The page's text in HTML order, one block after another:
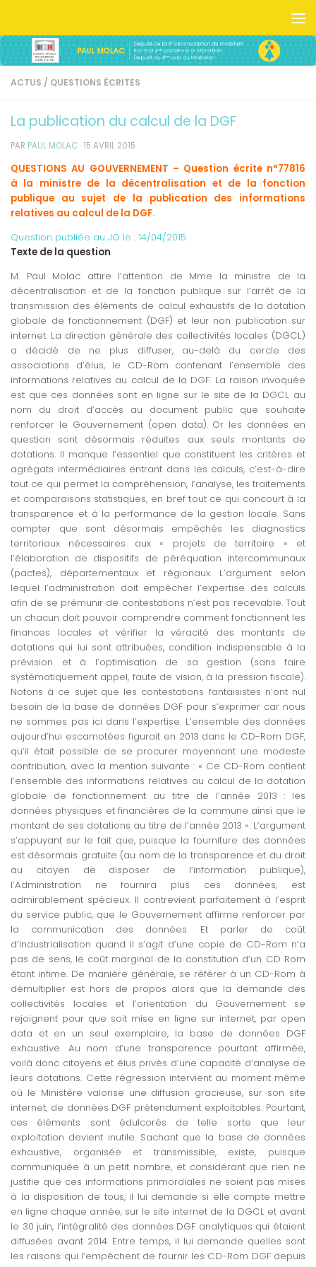
ACTUS / QUESTIONS ÉCRITES
La publication du calcul de la DGF
PAR PAUL MOLAC · 15 AVRIL 2015
QUESTIONS AU GOUVERNEMENT – Question écrite n°77816
à la ministre de la décentralisation et de la fonction
publique au sujet de la publication des informations
relatives au calcul de la DGF.
Question publiée au JO le : 14/04/2015
Texte de la question
M. Paul Molac attire l’attention de Mme la ministre de la
décentralisation et de la fonction publique sur l’arrêt de la
transmission des éléments de calcul exhaustifs de la dotation
globale de fonctionnement (DGF) et leur non publication sur
internet. La direction générale des collectivités locales (DGCL)
a décidé de ne plus diffuser, au-delà du cercle des
associations d’élus, le CD-Rom contenant l’ensemble des
informations relatives au calcul de la DGF. La raison invoquée
est que ces données sont en ligne sur le site de la DGCL au
nom du droit d’accès au document public que souhaite
renforcer le Gouvernement (open data). Or les données en
question sont désormais réduites aux seuls montants de
dotations. Il manque l’essentiel que constituent les critères et
agrégats intermédiaires entrant dans les calculs, c’est-à-dire
tout ce qui permet la compréhension, l’analyse, les traitements
et comparaisons statistiques, en bref tout ce qui concourt à la
transparence et à la performance de la gestion locale. Sans
compter que sont désormais empêchés les diagnostics
territoriaux nécessaires aux « projets de territoire » et
l’élaboration de dispositifs de péréquation intercommunaux
(pactes), départementaux et régionaux. L’argument selon
lequel l’administration doit empêcher l’expertise des calculs
afin de se prémunir de contestations n’est pas recevable. Tout
un chacun doit pouvoir comprendre comment fonctionnent les
finances locales et vérifier la véracité des montants de
dotations qui lui sont attribuées, condition indispensable à la
prévision et à l’optimisation de sa gestion (sans faire
systématiquement appel, faute de vision, à la pression fiscale).
Notons à ce sujet que les contestations fantaisistes n’ont nul
besoin de la base de données DGF pour s’exprimer car nous
ne sommes pas ici dans l’expertise. L’ensemble des données
aujourd’hui escamotées figurait en 2013 dans le CD-Rom DGF,
qu’il était possible de se procurer moyennant une modeste
contribution, avec la mention suivante : « Ce CD-Rom contient
l’ensemble des informations relatives au calcul de la dotation
globale de fonctionnement au titre de l’année 2013 : les
données physiques et financières de la commune ainsi que le
montant de ses dotations au titre de l’année 2013 ». L’argument
s’appuyant sur le fait que, puisque la fourniture des données
est désormais gratuite (au nom de la transparence et du droit
au citoyen de disposer de l’information publique),
l’Administration ne fournira plus ces données, est
admirablement spécieux. Il contrevient parfaitement à l’esprit
du service public, que le Gouvernement affirme renforcer par
la communication des données. Et parler de coût
d’industrialisation quand il s’agit d’une copie de CD-Rom n’a
pas de sens, le coût marginal de la constitution d’un CD Rom
étant infime. De manière générale, se référer à un CD-Rom à
démultiplier est hors de propos alors que la demande des
collectivités locales et l’orientation du Gouvernement se
rejoignent pour que soit mise en ligne sur internet, par open
data et en un seul exemplaire, la base de données DGF
exhaustive. Au nom d’une transparence pourtant affirmée,
voilà donc citoyens et élus privés d’une capacité d’analyse de
leurs dotations. Cette régression intervient au moment même
où le Ministère valorise une diffusion gracieuse, sur son site
internet, de données DGF prétendument exploitables. Pourtant,
ces éléments sont édulcorés de telle sorte que leur
exploitation devient inutile. Sachant que la base de données
exhaustive, organisée et transmissible, existe, puisque
communiquée à un petit nombre, et considérant que rien ne
justifie que ces informations primordiales ne soient pas mises
à la disposition de tous, il lui demande si elle compte mettre
en ligne chaque année, sur le site internet de la DGCL et avant
le 30 juin, l’intégralité des données DGF analytiques qui étaient
diffusées avant 2014. Entre temps, il lui demande quelles sont
les raisons qui l’empêchent de fournir les CD-Rom DGF depuis